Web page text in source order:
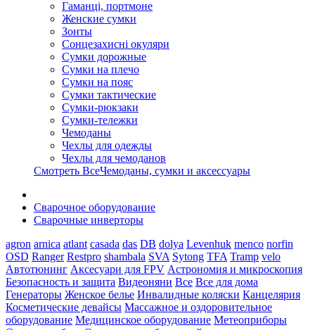
Гаманці, портмоне
Женские сумки
Зонты
Сонцезахисні окуляри
Сумки дорожные
Сумки на плечо
Сумки на пояс
Сумки тактические
Сумки-рюкзаки
Сумки-тележки
Чемоданы
Чехлы для одежды
Чехлы для чемоданов
Смотреть ВсеЧемоданы, сумки и аксессуары
Сварочное оборудование
Сварочные инверторы
agron arnica atlant casada das DB dolya Levenhuk menco norfin
OSD Ranger Restpro shambala SVA Sytong TFA Tramp velo
Автотюнинг Аксесуари для FPV Астрономия и микроскопия
Безопасность и защита Видеоняни Все Все для дома
Генераторы Женское белье Инвалидные коляски Канцелярия
Косметические девайсы Массажное и оздоровительное
оборудование Медицинское оборудование Метеоприборы